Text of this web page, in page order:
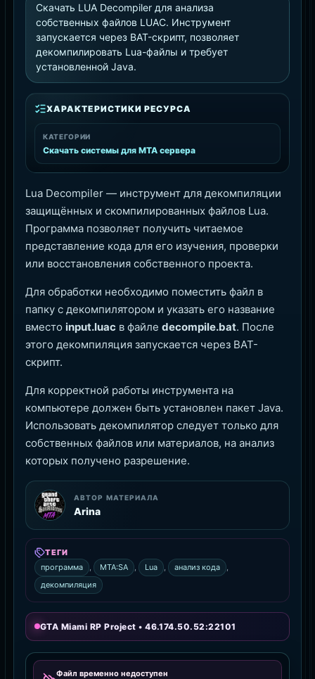
Скачать LUA Decompiler для анализа
собственных файлов LUAC. Инструмент
запускается через BAT-скрипт, позволяет
декомпилировать Lua-файлы и требует
установленной Java.
ХАРАКТЕРИСТИКИ РЕСУРСА
КАТЕГОРИИ
Скачать системы для MTA сервера
Lua Decompiler — инструмент для декомпиляции
защищённых и скомпилированных файлов Lua.
Программа позволяет получить читаемое
представление кода для его изучения, проверки
или восстановления собственного проекта.
Для обработки необходимо поместить файл в
папку с декомпилятором и указать его название
вместо input.luac в файле decompile.bat. После
этого декомпиляция запускается через BAT-
скрипт.
Для корректной работы инструмента на
компьютере должен быть установлен пакет Java.
Использовать декомпилятор следует только для
собственных файлов или материалов, на анализ
которых получено разрешение.
АВТОР МАТЕРИАЛА
Arina
ТЕГИ
программа
MTA:SA Lua анализ кода
декомпиляция
GTA Miami RP Project • 46.174.50.52:22101
Файл временно недоступен